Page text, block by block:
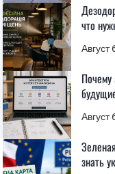
Август
что
Август
Почему
знать